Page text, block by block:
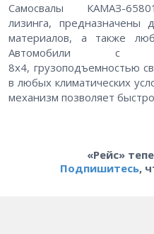
Самосвалы КАМАЗ-
лизинга, предназначены
материалов, а также
Автомобили с
8х4, грузоподъемностью
в любых климатических
механизм позволяет
«Рейс»
Подпишитесь,